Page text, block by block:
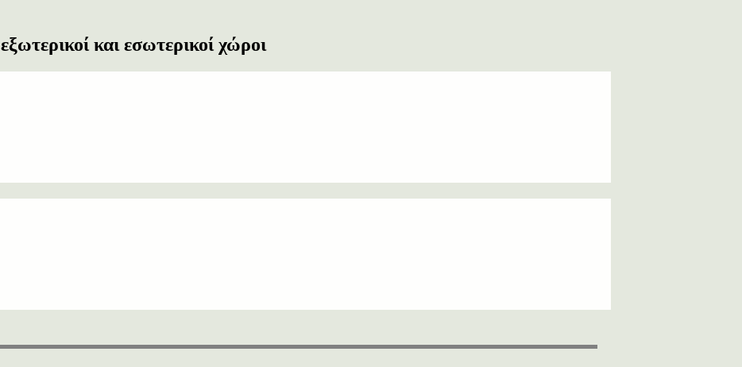
εξωτερικοί και εσωτερικοί χώροι